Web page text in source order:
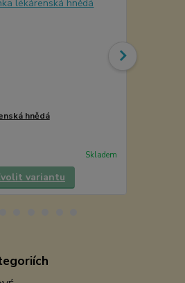
hnědá
Skladem
variantu